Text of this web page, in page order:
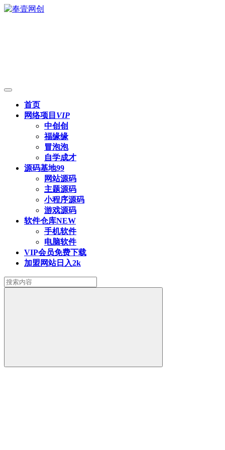
首页
网络项目 VIP
中创创
福缘缘
冒泡泡
自学成才
源码基地99
网站源码
主题源码
小程序源码
游戏源码
软件仓库NEW
手机软件
电脑软件
VIP会员免费下载
加盟网站日入2k